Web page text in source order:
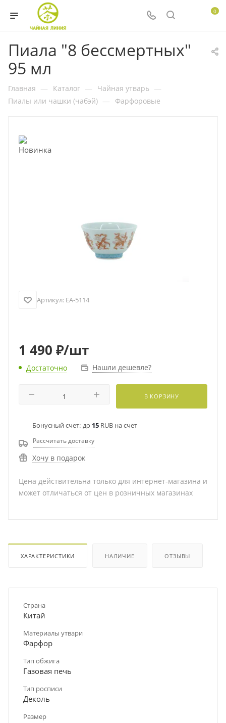
0
Пиала "8 бессмертных"
95 мл
Главная — Каталог — Чайная утварь —
Пиалы или чашки (чабэй) — Фарфоровые
Артикул: EA-5114
1 490 ₽/шт
Достаточно Нашли дешевле?
В КОРЗИНУ
Бонусный счет: до 15 RUB на счет
Рассчитать доставку
Хочу в подарок
Цена действительна только для интернет-магазина и
может отличаться от цен в розничных магазинах
ХАРАКТЕРИСТИКИ НАЛИЧИЕ ОТЗЫВЫ
Страна
Китай
Материалы утвари
Фарфор
Тип обжига
Газовая печь
Тип росписи
Деколь
Размер